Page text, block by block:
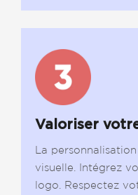
Valoriser
La
visuelle. Intégrez
logo. Respectez